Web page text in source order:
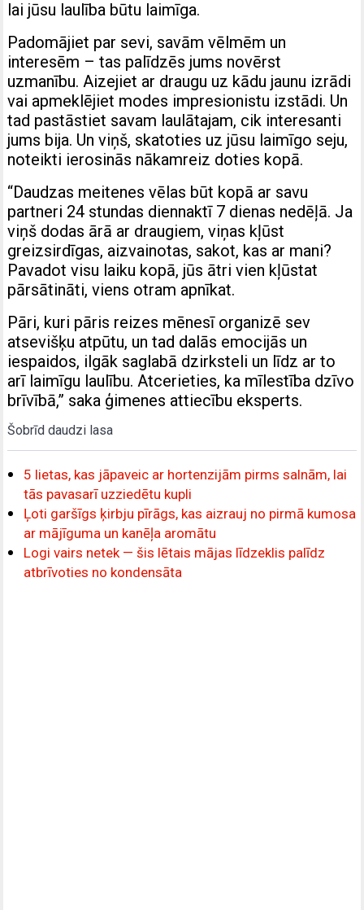
lai jūsu laulība būtu laimīga.
Padomājiet par sevi, savām vēlmēm un
interesēm – tas palīdzēs jums novērst
uzmanību. Aizejiet ar draugu uz kādu jaunu izrādi
vai apmeklējiet modes impresionistu izstādi. Un
tad pastāstiet savam laulātajam, cik interesanti
jums bija. Un viņš, skatoties uz jūsu laimīgo seju,
noteikti ierosinās nākamreiz doties kopā.
“Daudzas meitenes vēlas būt kopā ar savu
partneri 24 stundas diennaktī 7 dienas nedēļā. Ja
viņš dodas ārā ar draugiem, viņas kļūst
greizsirdīgas, aizvainotas, sakot, kas ar mani?
Pavadot visu laiku kopā, jūs ātri vien kļūstat
pārsātināti, viens otram apnīkat.
Pāri, kuri pāris reizes mēnesī organizē sev
atsevišķu atpūtu, un tad dalās emocijās un
iespaidos, ilgāk saglabā dzirksteli un līdz ar to
arī laimīgu laulību. Atcerieties, ka mīlestība dzīvo
brīvībā,” saka ģimenes attiecību eksperts.
Šobrīd daudzi lasa
5 lietas, kas jāpaveic ar hortenzijām pirms salnām, lai
tās pavasarī uzziedētu kupli
Ļoti garšīgs ķirbju pīrāgs, kas aizrauj no pirmā kumosa
ar mājīguma un kanēļa aromātu
Logi vairs netek — šis lētais mājas līdzeklis palīdz
atbrīvoties no kondensāta